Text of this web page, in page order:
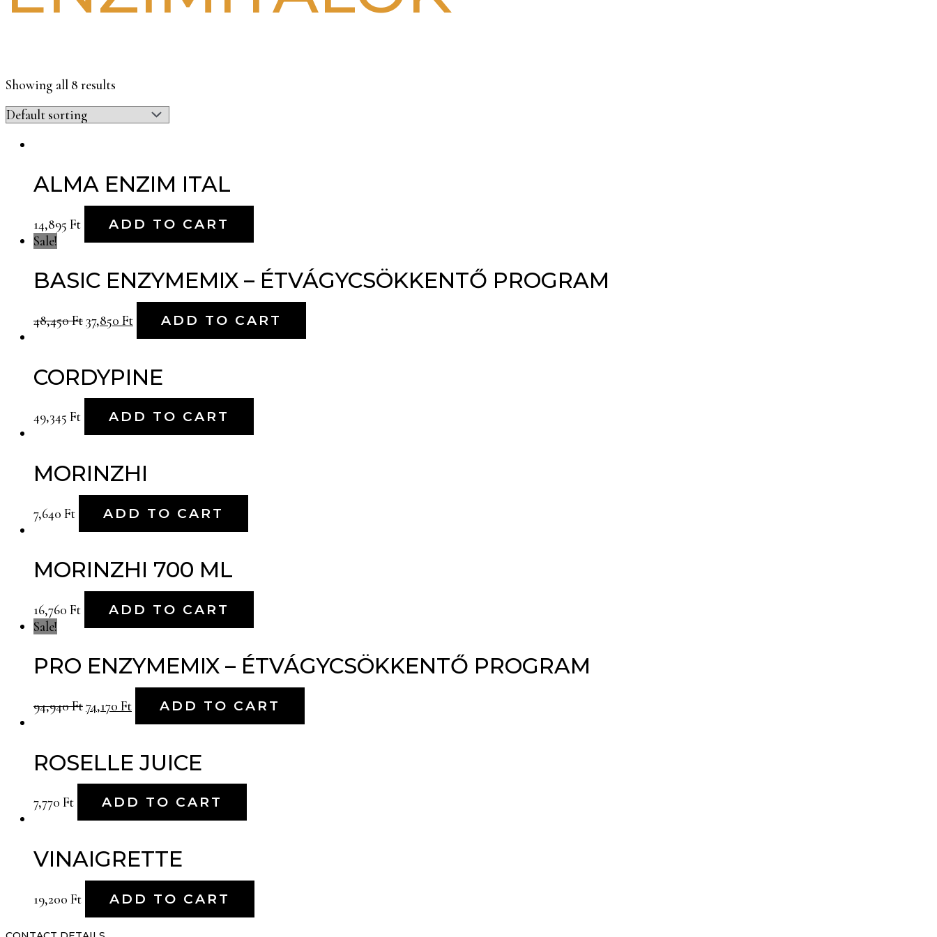
Showing all 8 results
ALMA ENZIM ITAL
14,895 Ft
ADD TO CART
Sale!
BASIC ENZYMEMIX – ÉTVÁGYCSÖKKENTŐ PROGRAM
48,450Ft 37,850 Ft ADD TO CART
CORDYPINE
49,345 Ft ADD TO CART
MORINZHI
7,640 Ft ADD TO CART
MORINZHI 700 ML
16,760 Ft
ADD TO CART
Sale!
PRO ENZYMEMIX – ÉTVÁGYCSÖKKENTŐ PROGRAM
94,940Ft74,170 Ft ADD TO CART
ROSELLE JUICE
7,770 Ft ADD TO CART
VINAIGRETTE
19,200 Ft ADD TO CART